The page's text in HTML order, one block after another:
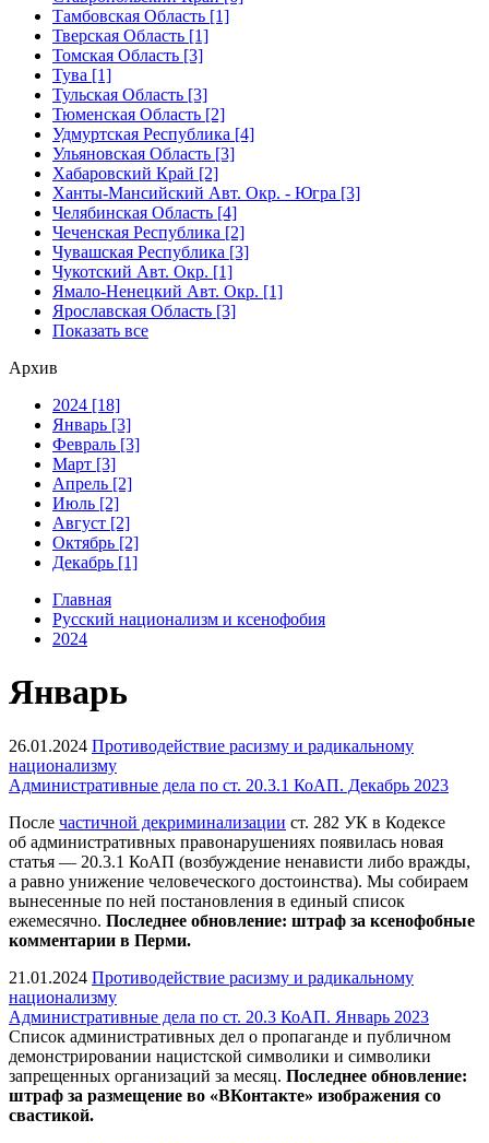
Тамбовская Область [1]
Тверская Область [1]
Томская Область [3]
Тува [1]
Тульская Область [3]
Тюменская Область [2]
Удмуртская Республика [4]
Ульяновская Область [3]
Хабаровский Край [2]
Ханты-Мансийский Авт. Окр. - Югра [3]
Челябинская Область [4]
Чеченская Республика [2]
Чувашская Республика [3]
Чукотский Авт. Окр. [1]
Ямало-Ненецкий Авт. Окр. [1]
Ярославская Область [3]
Показать все
Архив
2024 [18]
Январь [3]
Февраль [3]
Март [3]
Апрель [2]
Июль [2]
Август [2]
Октябрь [2]
Декабрь [1]
Главная
Русский национализм и ксенофобия
2024
Январь
26.01.2024 Противодействие расизму и радикальному
национализму
Административные дела по ст. 20.3.1 КоАП. Декабрь 2023
После частичной декриминализации ст. 282 УК в Кодексе
об административных правонарушениях появилась новая
статья — 20.3.1 КоАП (возбуждение ненависти либо вражды,
а равно унижение человеческого достоинства). Мы собираем
вынесенные по ней постановления в единый список
ежемесячно. Последнее обновление: штраф за ксенофобные
комментарии в Перми.
21.01.2024 Противодействие расизму и радикальному
национализму
Административные дела по ст. 20.3 КоАП. Январь 2023
Список административных дел о пропаганде и публичном
демонстрировании нацистской символики и символики
запрещенных организаций за месяц. Последнее обновление:
штраф за размещение во «ВКонтакте» изображения со
свастикой.